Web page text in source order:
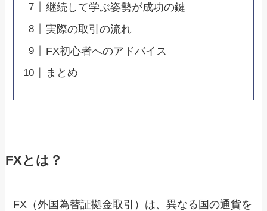
継続して学ぶ姿勢が成功の鍵
実際の取引の流れ
FX初心者へのアドバイス
まとめ
FXとは？
FX（外国為替証拠金取引）は、異なる国の通貨を